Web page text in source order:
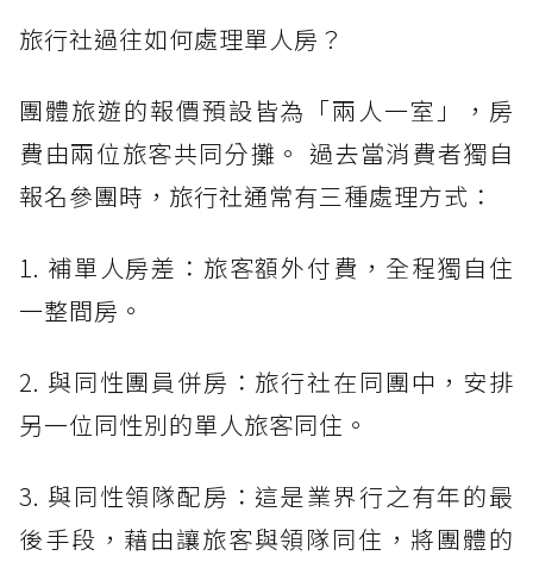
旅行社過往如何處理單人房？
團體旅遊的報價預設皆為「兩人一室」，房
費由兩位旅客共同分攤。 過去當消費者獨自
報名參團時，旅行社通常有三種處理方式：
1. 補單人房差：旅客額外付費，全程獨自住
一整間房。
2. 與同性團員併房：旅行社在同團中，安排
另一位同性別的單人旅客同住。
3. 與同性領隊配房：這是業界行之有年的最
後手段，藉由讓旅客與領隊同住，將團體的